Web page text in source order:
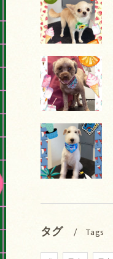
タグ Tags